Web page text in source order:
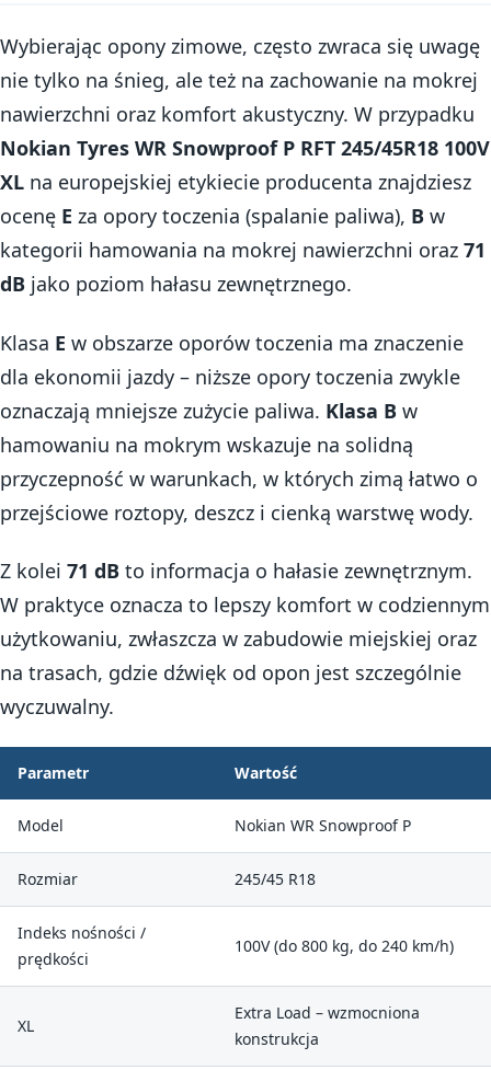
Wybierając opony zimowe, często zwraca się uwagę
nie tylko na śnieg, ale też na zachowanie na mokrej
nawierzchni oraz komfort akustyczny. W przypadku
Nokian Tyres WR Snowproof P RFT 245/45R18 100V
XL na europejskiej etykiecie producenta znajdziesz
ocenę E za opory toczenia (spalanie paliwa), B w
kategorii hamowania na mokrej nawierzchni oraz 71
dB jako poziom hałasu zewnętrznego.
Klasa E w obszarze oporów toczenia ma znaczenie
dla ekonomii jazdy – niższe opory toczenia zwykle
oznaczają mniejsze zużycie paliwa. Klasa B w
hamowaniu na mokrym wskazuje na solidną
przyczepność w warunkach, w których zimą łatwo o
przejściowe roztopy, deszcz i cienką warstwę wody.
Z kolei 71 dB to informacja o hałasie zewnętrznym.
W praktyce oznacza to lepszy komfort w codziennym
użytkowaniu, zwłaszcza w zabudowie miejskiej oraz
na trasach, gdzie dźwięk od opon jest szczególnie
wyczuwalny.
Parametr Wartość
Model Nokian WR Snowproof P
Rozmiar 245/45 R18
Indeks nośności /
prędkości
100V (do 800 kg, do 240 km/h)
XL
Extra Load – wzmocniona
konstrukcja